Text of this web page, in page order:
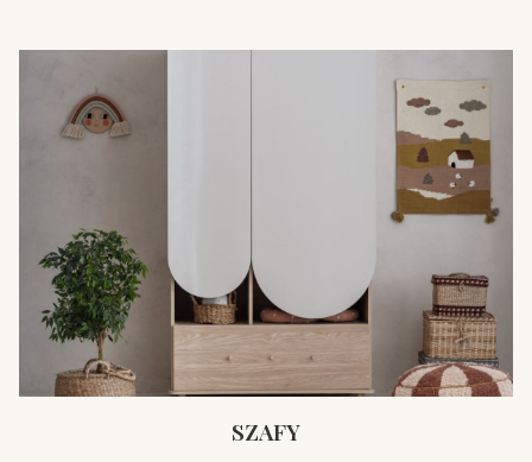
SZAFY